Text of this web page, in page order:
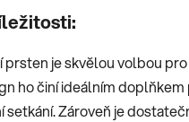
je skvělou volbou
ho činí ideálním
setkání. Zároveň je